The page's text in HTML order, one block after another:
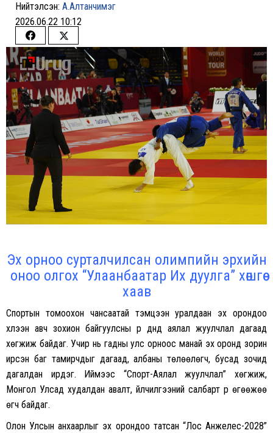
Нийтэлсэн: А.Алтанчимэг
2026.06.22 10:12
Share
on
Facebook
Share
on
Twitter
Эх орноо сурталчилсан олимпийн эрхийн
оноо олгох “Улаанбаатар Их дуулга” хөшгөө
хаав
Спортын томоохон чансаатай тэмцээн уралдаан эх орондоо
хүлээн авч зохион байгуулсны үр дүнд аялал жуулчлал дагаад
хөгжиж байдаг. Учир нь гадны улс орноос манай эх оронд зорин
ирсэн баг тамирчдыг дагаад, албаны төлөөлөгч, бусад зочид
дагалдан ирдэг. Иймээс “Спорт-Аялал жуулчлал” хөгжиж,
Монгол Улсад худалдан авалт, үйлчилгээний салбарт үр өгөөжөө
өгч байдаг.
Олон Улсын анхаарлыг эх орондоо татсан “Лос Анжелес-2028”